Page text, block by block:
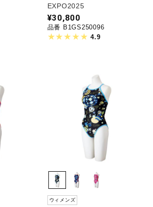
EXPO2025
¥30,800
品番 B1GS250096
4.9
ウィメンズ